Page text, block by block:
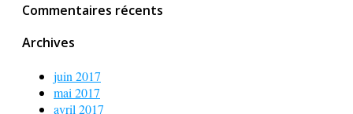
Commentaires récents
Archives
juin 2017
mai 2017
avril 2017